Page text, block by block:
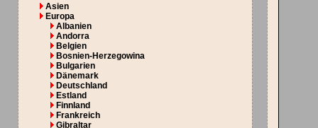
Asien
Europa
Albanien
Andorra
Belgien
Bosnien-Herzegowina
Bulgarien
Dänemark
Deutschland
Estland
Finnland
Frankreich
Gibraltar